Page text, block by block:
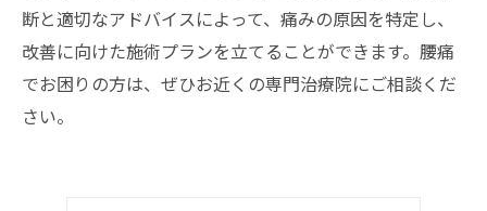
断と適切なアドバイスによって、痛みの原因を特定し、
改善に向けた施術プランを立てることができます。腰痛
でお困りの方は、ぜひお近くの専門治療院にご相談くだ
さい。